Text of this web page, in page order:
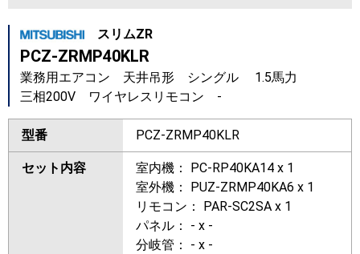
スリムZR
PCZ-ZRMP40KLR
業務用エアコン 天井吊形 シングル 1.5馬力
三相200V ワイヤレスリモコン -
型番 PCZ-ZRMP40KLR
セット内容
室内機： PC-RP40KA14 x 1
室外機： PUZ-ZRMP40KA6 x 1
リモコン： PAR-SC2SA x 1
パネル： - x -
分岐管： - x -